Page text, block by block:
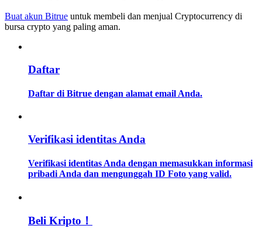
Strategi perdagangan
Buat akun Bitrue untuk membeli dan menjual Cryptocurrency di
bursa crypto yang paling aman.
Daftar
Daftar di Bitrue dengan alamat email Anda.
Verifikasi identitas Anda
Verifikasi identitas Anda dengan memasukkan informasi
pribadi Anda dan mengunggah ID Foto yang valid.
Beli Kripto！